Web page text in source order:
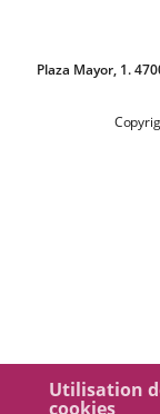
Utilisation
cookies
Plaza Mayor, 1.